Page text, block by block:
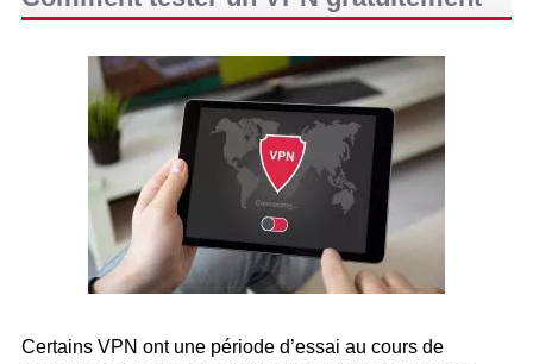
Certains VPN ont une période d’essai au cours de